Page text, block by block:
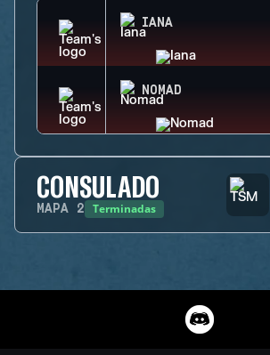
IANA
NOMAD
CONSULADO
MAPA 2 Terminadas